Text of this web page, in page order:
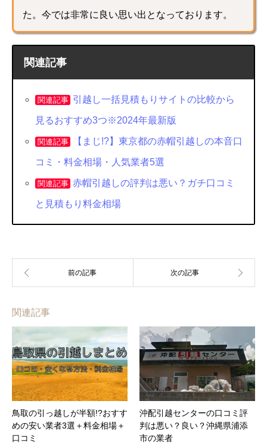
た。今では非常に良い思い出となっております。
関連記事
関連記事 引越し一括見積もりサイトの比較から
見るおすすめ3つ※2024年最新版
関連記事 【まじ!?】東京都の赤帽引越しの本音口
コミ・料金相場・人気業者5選
関連記事 赤帽引越しの評判は悪い？ガチ口コミ
と見積もり料金相場
関連記事
鳥取の引っ越しが半額!?おすす
めの安い業者3選＋料金相場＋
口コミ
沖配引越センターの口コミ評
判は悪い？良い？沖縄県浦添
市の業者